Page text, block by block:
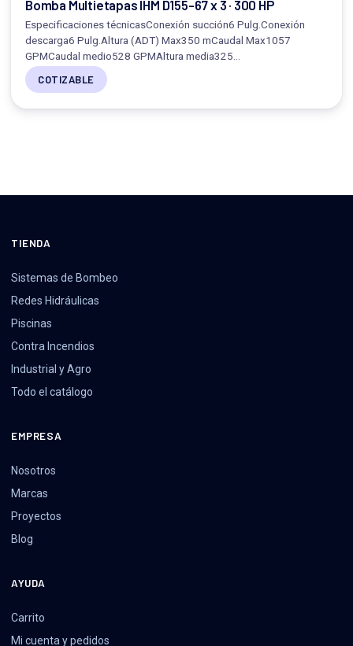
Bomba Multietapas IHM D155-67 x 3 · 300 HP
Especificaciones técnicasConexión succión6 Pulg.Conexión
descarga6 Pulg.Altura (ADT) Max350 mCaudal Max1057
GPMCaudal medio528 GPMAltura media325…
COTIZABLE
TIENDA
Sistemas de Bombeo
Redes Hidráulicas
Piscinas
Contra Incendios
Industrial y Agro
Todo el catálogo
EMPRESA
Nosotros
Marcas
Proyectos
Blog
AYUDA
Carrito
Mi cuenta y pedidos